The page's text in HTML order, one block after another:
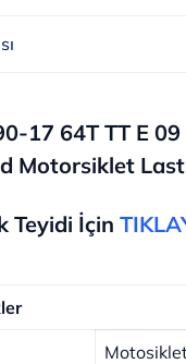
17 64T TT E
Motorsiklet
Teyidi İçin